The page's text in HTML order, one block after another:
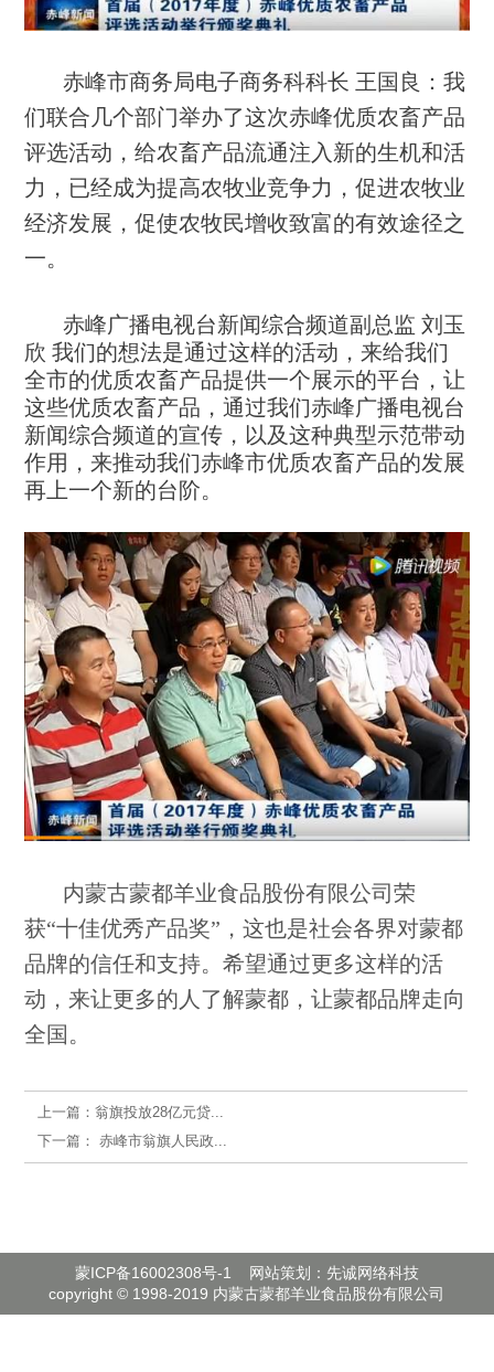
赤峰市商务局电子商务科科长 王国良：我
们联合几个部门举办了这次赤峰优质农畜产品
评选活动，给农畜产品流通注入新的生机和活
力，已经成为提高农牧业竞争力，促进农牧业
经济发展，促使农牧民增收致富的有效途径之
一。
赤峰广播电视台新闻综合频道副总监 刘玉
欣 我们的想法是通过这样的活动，来给我们
全市的优质农畜产品提供一个展示的平台，让
这些优质农畜产品，通过我们赤峰广播电视台
新闻综合频道的宣传，以及这种典型示范带动
作用，来推动我们赤峰市优质农畜产品的发展
再上一个新的台阶。
内蒙古蒙都羊业食品股份有限公司荣
获“十佳优秀产品奖”，这也是社会各界对蒙都
品牌的信任和支持。希望通过更多这样的活
动，来让更多的人了解蒙都，让蒙都品牌走向
全国。
上一篇：翁旗投放28亿元贷...
下一篇： 赤峰市翁旗人民政...
蒙ICP备16002308号-1
网站策划：先诚网络科技
copyright © 1998-2019 内蒙古蒙都羊业食品股份有限公司